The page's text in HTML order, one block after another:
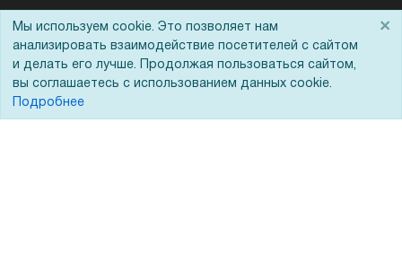
Помощь
Реквизиты
Мы используем cookie. Это позволяет нам
анализировать взаимодействие посетителей с сайтом
и делать его лучше. Продолжая пользоваться сайтом,
вы соглашаетесь с использованием данных cookie.
Подробнее
×